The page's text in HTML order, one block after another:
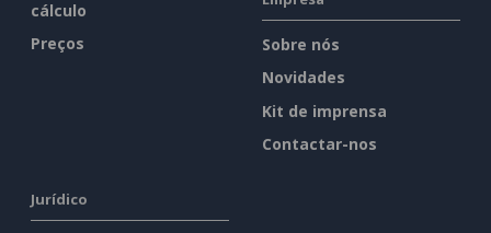
cálculo
Preços
Sobre nós
Novidades
Kit de imprensa
Contactar-nos
Jurídico